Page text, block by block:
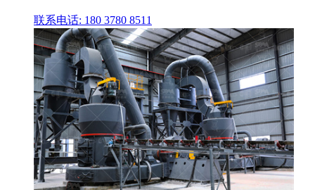
联系电话: 180 3780 8511